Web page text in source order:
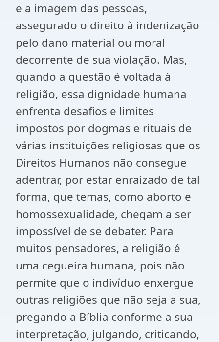
e a imagem das pessoas,
assegurado o direito à indenização
pelo dano material ou moral
decorrente de sua violação. Mas,
quando a questão é voltada à
religião, essa dignidade humana
enfrenta desafios e limites
impostos por dogmas e rituais de
várias instituições religiosas que os
Direitos Humanos não consegue
adentrar, por estar enraizado de tal
forma, que temas, como aborto e
homossexualidade, chegam a ser
impossível de se debater. Para
muitos pensadores, a religião é
uma cegueira humana, pois não
permite que o indivíduo enxergue
outras religiões que não seja a sua,
pregando a Bíblia conforme a sua
interpretação, julgando, criticando,